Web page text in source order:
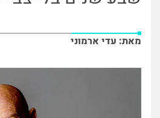
מאת: עדי ארמוני